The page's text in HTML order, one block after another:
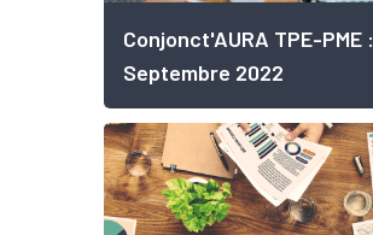
Conjonct'AURA TPE-PME :
Septembre 2022